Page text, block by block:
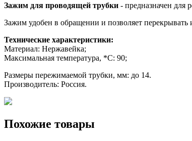
Зажим для проводящей трубки - предназначен для
Зажим удобен в обращении и позволяет
Технические характеристики:
Материал: Нержавейка;
Максимальная температура, *С: 90;
Размеры пережимаемой трубки, мм: до 14.
Производитель: Россия.
Похожие товары